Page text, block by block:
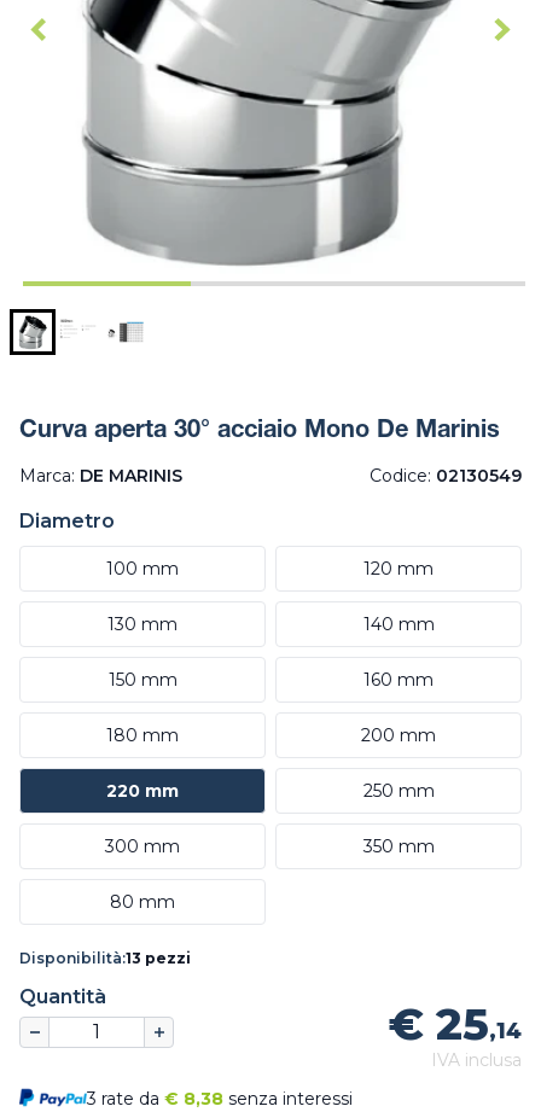
Curva aperta 30° acciaio Mono De Marinis
Marca: DE MARINIS Codice: 02130549
Diametro
100 mm 120 mm
130 mm 140 mm
150 mm 160 mm
180 mm 200 mm
220 mm 250 mm
300 mm 350 mm
80 mm
Disponibilità:13 pezzi
Quantità
€ 25,14
IVA inclusa
3 rate da € 8,38 senza interessi